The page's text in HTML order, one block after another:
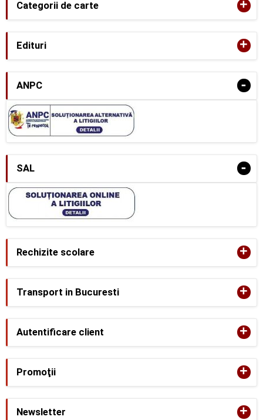
Categorii de carte +
Edituri +
ANPC -
SAL -
Rechizite scolare +
Transport in Bucuresti +
Autentificare client +
Promoţii +
Newsletter +